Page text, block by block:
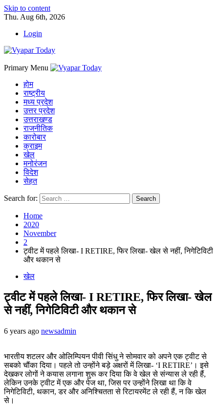
Skip to content
Thu. Aug 6th, 2026
Login
Primary Menu
होम
राष्ट्रीय
मध्य प्रदेश
उत्तर प्रदेश
उत्तराखण्ड
राजनीतिक
कारोबार
क्राइम
खेल
मनोरंजन
विदेश
सेहत
Search for:
Home
2020
November
2
ट्वीट में पहले लिखा- I RETIRE, फिर लिखा- खेल से नहीं, निगेटिविटी
और थकान से
खेल
ट्वीट में पहले लिखा- I RETIRE, फिर लिखा- खेल
से नहीं, निगेटिविटी और थकान से
6 years ago newsadmin
भारतीय शटलर और ओलिम्पियन पीवी सिंधु ने सोमवार को अपने एक ट्वीट से
सबको चौंका दिया। पहले तो उन्होंने बड़े अक्षरों में लिखा- ‘I RETIRE’। इसे
देखकर लोगों ने कयास लगाना शुरू कर दिया कि वे खेल से संन्यास ले रही हैं,
लेकिन उनके ट्वीट में एक और पेज था, जिस पर उन्होंने लिखा था कि वे
निगेटिविटी, थकान, डर और अनिश्चितता से रिटायरमेंट ले रही हैं, न कि खेल
से।